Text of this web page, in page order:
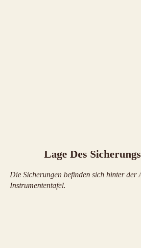
Lage Des
Die Sicherungen befinden sich hinter der
Instrumententafel.